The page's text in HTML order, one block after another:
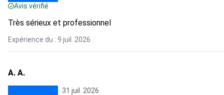
Avis vérifié
Très sérieux et professionnel
Expérience du : 9 juil. 2026
A. A.
31 juil. 2026